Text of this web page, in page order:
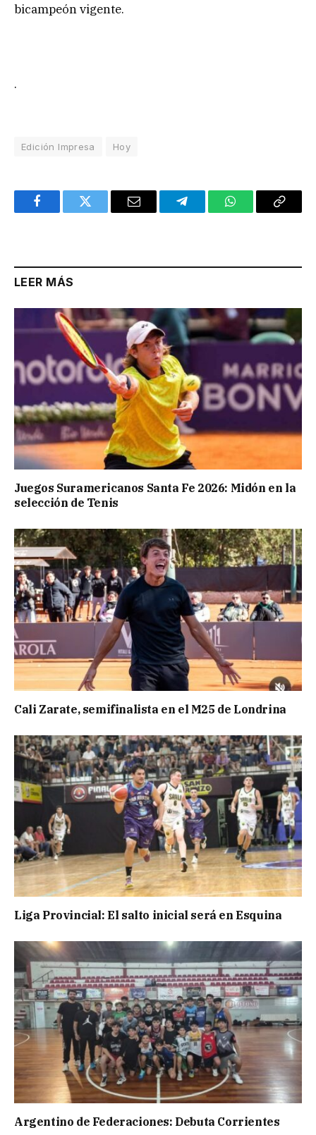
bicampeón vigente.
.
Edición Impresa Hoy
FacebookTwitter Email TelegramWhatsAppCopy
LEER MÁS
Juegos Suramericanos Santa Fe 2026: Midón en la
selección de Tenis
Cali Zarate, semifinalista en el M25 de Londrina
Liga Provincial: El salto inicial será en Esquina
Argentino de Federaciones: Debuta Corrientes